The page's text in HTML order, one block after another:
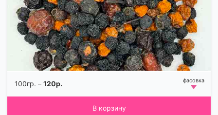
100гр. – 120р.
В корзину